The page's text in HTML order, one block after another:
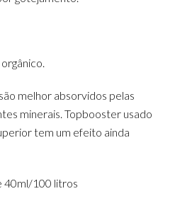
melhor absorvidos pelas
minerais. Topbooster usado
tem um efeito ainda
40ml/100 litros